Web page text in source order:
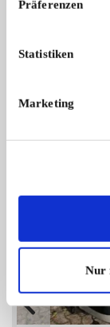
Präferenzen
Statistiken
Marketing
Nur
Rostfreie